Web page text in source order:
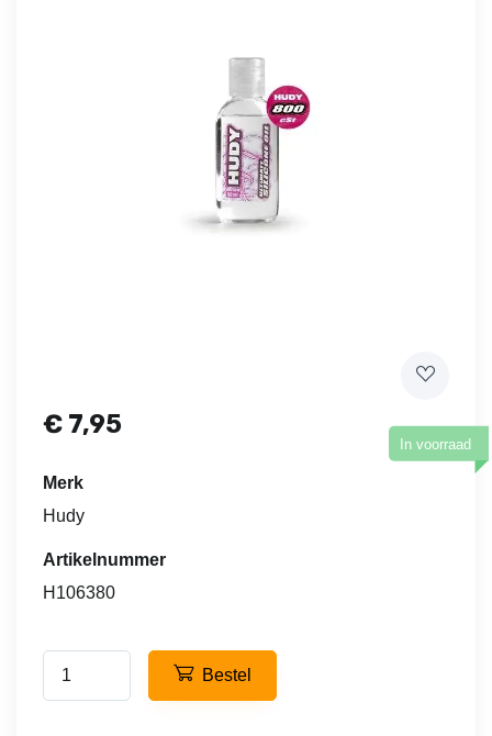
€ 7,95
In voorraad
Merk
Hudy
Artikelnummer
H106380
Bestel